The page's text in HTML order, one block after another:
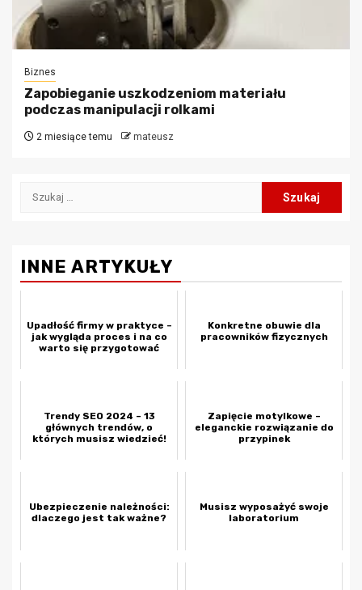
Biznes
Zapobieganie uszkodzeniom materiału
podczas manipulacji rolkami
2 miesiące temu mateusz
Szukaj:
INNE ARTYKUŁY
Upadłość firmy w praktyce –
jak wygląda proces i na co
warto się przygotować
Konkretne obuwie dla
pracowników fizycznych
Trendy SEO 2024 – 13
głównych trendów, o
których musisz wiedzieć!
Zapięcie motylkowe –
eleganckie rozwiązanie do
przypinek
Ubezpieczenie należności:
dlaczego jest tak ważne?
Musisz wyposażyć swoje
laboratorium